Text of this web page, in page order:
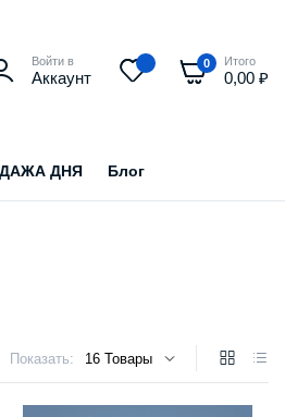
Войти в
Аккаунт
0 Итого
0,00₽
ДНЯ Блог
Показать: